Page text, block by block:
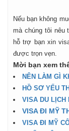
Nếu bạn không
mà chúng tôi nêu
hỗ trợ bạn xin
được trọn vẹn.
Mời bạn xem
NÊN LÀM GÌ
HỒ SƠ YẾU
VISA DU LỊCH
VISA ĐI MỸ
VISA ĐI MỸ